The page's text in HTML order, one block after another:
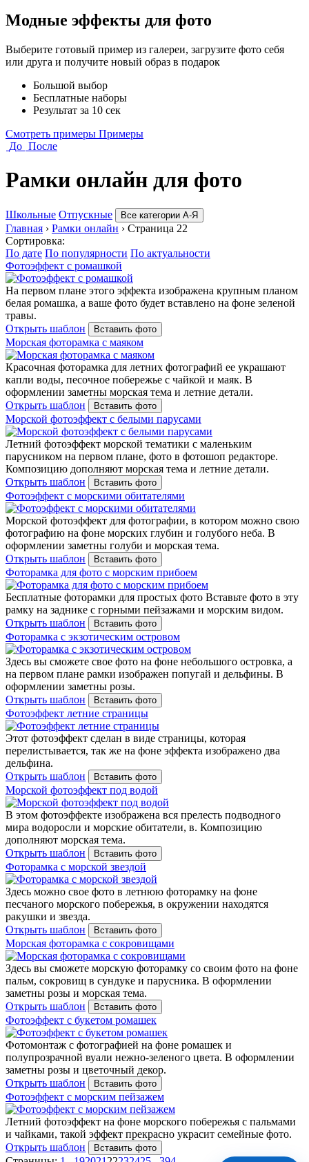
Модные эффекты для фото
Выберите готовый пример из галереи, загрузите фото себя
или друга и получите новый образ в подарок
Большой выбор
Бесплатные наборы
Результат за 10 сек
Смотреть примеры Примеры
До После
Рамки онлайн для фото
Школьные Отпускные Все категории А-Я
Главная › Рамки онлайн › Страница 22
Сортировка:
По дате По популярности По актуальности
Фотоэффект с ромашкой
На первом плане этого эффекта изображена крупным планом
белая ромашка, а ваше фото будет вставлено на фоне зеленой
травы.
Открыть шаблон
Вставить фото
Морская фоторамка с маяком
Красочная фоторамка для летних фотографий ее украшают
капли воды, песочное побережье с чайкой и маяк. В
оформлении заметны морская тема и летние детали.
Открыть шаблон
Вставить фото
Морской фотоэффект с белыми парусами
Летний фотоэффект морской тематики с маленьким
парусником на первом плане, фото в фотошоп редакторе.
Композицию дополняют морская тема и летние детали.
Открыть шаблон
Вставить фото
Фотоэффект с морскими обитателями
Морской фотоэффект для фотографии, в котором можно свою
фотографию на фоне морских глубин и голубого неба. В
оформлении заметны голуби и морская тема.
Открыть шаблон
Вставить фото
Фоторамка для фото с морским прибоем
Бесплатные фоторамки для простых фото Вставьте фото в эту
рамку на заднике с горными пейзажами и морским видом.
Открыть шаблон
Вставить фото
Фоторамка с экзотическим островом
Здесь вы сможете свое фото на фоне небольшого островка, а
на первом плане рамки изображен попугай и дельфины. В
оформлении заметны розы.
Открыть шаблон
Вставить фото
Фотоэффект летние страницы
Этот фотоэффект сделан в виде страницы, которая
перелистывается, так же на фоне эффекта изображено два
дельфина.
Открыть шаблон
Вставить фото
Морской фотоэффект под водой
В этом фотоэффекте изображена вся прелесть подводного
мира водоросли и морские обитатели, в. Композицию
дополняют морская тема.
Открыть шаблон
Вставить фото
Фоторамка с морской звездой
Здесь можно свое фото в летнюю фоторамку на фоне
песчаного морского побережья, в окружении находятся
ракушки и звезда.
Открыть шаблон
Вставить фото
Морская фоторамка с сокровищами
Здесь вы сможете морскую фоторамку со своим фото на фоне
пальм, сокровищ в сундуке и парусника. В оформлении
заметны розы и морская тема.
Открыть шаблон
Вставить фото
Фотоэффект с букетом ромашек
Фотомонтаж с фотографией на фоне ромашек и
полупрозрачной вуали нежно-зеленого цвета. В оформлении
заметны розы и цветочный декор.
Открыть шаблон
Вставить фото
Фотоэффект с морским пейзажем
Летний фотоэффект на фоне морского побережья с пальмами
и чайками, такой эффект прекрасно украсит семейные фото.
Открыть шаблон
Вставить фото